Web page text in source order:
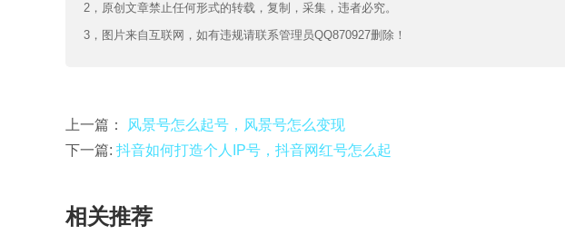
2，原创文章禁止任何形式的转载，复制，采集，违者必究。
3，图片来自互联网，如有违规请联系管理员QQ870927删除！
上一篇：
风景号怎么起号，风景号怎么变现
下一篇: 抖音如何打造个人IP号，抖音网红号怎么起
相关推荐